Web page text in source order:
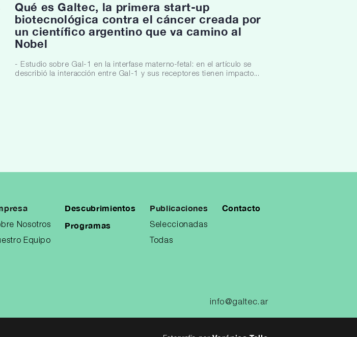
Qué es Galtec, la primera start-up
biotecnológica contra el cáncer creada por
un científico argentino que va camino al
Nobel
- Estudio sobre Gal-1 en la interfase materno-fetal: en el artículo se
describió la interacción entre Gal-1 y sus receptores tienen impacto...
Nosotros
Equipo
Descubrimientos
Programas
Publicaciones
Seleccionadas
Todas
Contacto
info@galtec.ar